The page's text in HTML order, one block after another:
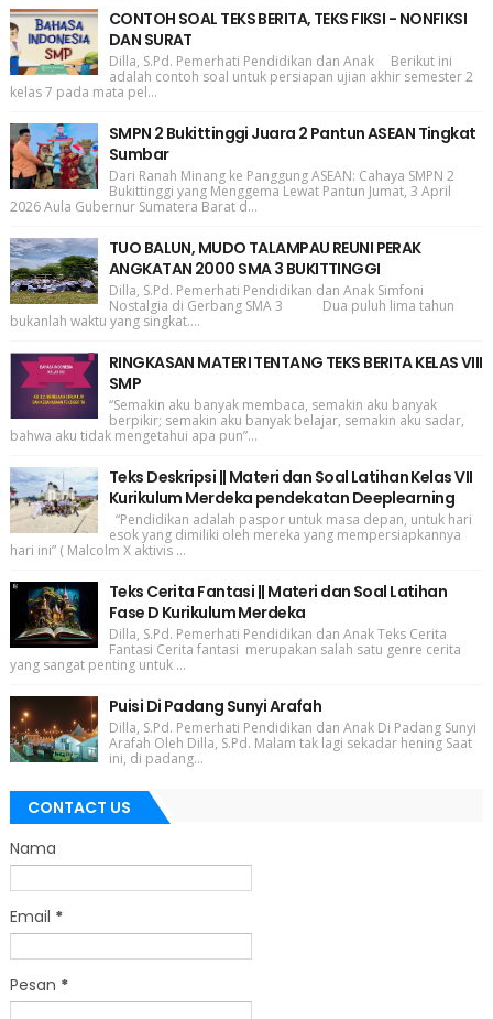
CONTOH SOAL TEKS BERITA, TEKS FIKSI - NONFIKSI
DAN SURAT
Dilla, S.Pd. Pemerhati Pendidikan dan Anak Berikut ini
adalah contoh soal untuk persiapan ujian akhir semester 2
kelas 7 pada mata pel...
SMPN 2 Bukittinggi Juara 2 Pantun ASEAN Tingkat
Sumbar
Dari Ranah Minang ke Panggung ASEAN: Cahaya SMPN 2
Bukittinggi yang Menggema Lewat Pantun Jumat, 3 April
2026 Aula Gubernur Sumatera Barat d...
TUO BALUN, MUDO TALAMPAU REUNI PERAK
ANGKATAN 2000 SMA 3 BUKITTINGGI
Dilla, S.Pd. Pemerhati Pendidikan dan Anak Simfoni
Nostalgia di Gerbang SMA 3 Dua puluh lima tahun
bukanlah waktu yang singkat....
RINGKASAN MATERI TENTANG TEKS BERITA KELAS VIII
SMP
“Semakin aku banyak membaca, semakin aku banyak
berpikir; semakin aku banyak belajar, semakin aku sadar,
bahwa aku tidak mengetahui apa pun”...
Teks Deskripsi || Materi dan Soal Latihan Kelas VII
Kurikulum Merdeka pendekatan Deeplearning
“Pendidikan adalah paspor untuk masa depan, untuk hari
esok yang dimiliki oleh mereka yang mempersiapkannya
hari ini” ( Malcolm X aktivis ...
Teks Cerita Fantasi || Materi dan Soal Latihan
Fase D Kurikulum Merdeka
Dilla, S.Pd. Pemerhati Pendidikan dan Anak Teks Cerita
Fantasi Cerita fantasi merupakan salah satu genre cerita
yang sangat penting untuk ...
Puisi Di Padang Sunyi Arafah
Dilla, S.Pd. Pemerhati Pendidikan dan Anak Di Padang Sunyi
Arafah Oleh Dilla, S.Pd. Malam tak lagi sekadar hening Saat
ini, di padang...
CONTACT US
Nama
Email *
Pesan *